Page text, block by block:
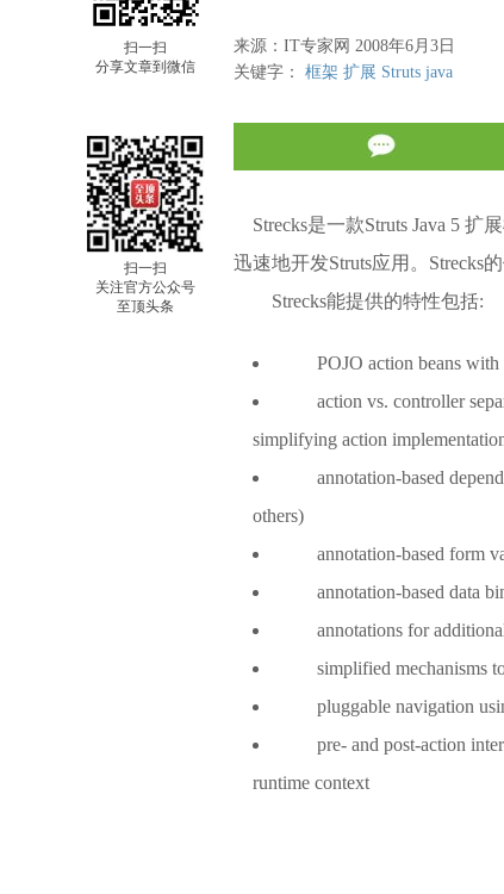
扫一扫
分享文章到微信
扫一扫
关注官方公众号
至顶头条
来源：IT专家网 2008年6月3日
关键字： 框架 扩展 Struts java
Strecks是一款Struts Java 5 扩
迅速地开发Struts应用。Strecks
Strecks能提供的特性包括:
POJO action beans with
action vs. controller
simplifying action
annotation-based
others)
annotation-based form
annotation-based data
annotations for additional
simplified mechanisms to
pluggable navigation
pre- and post-action
runtime context